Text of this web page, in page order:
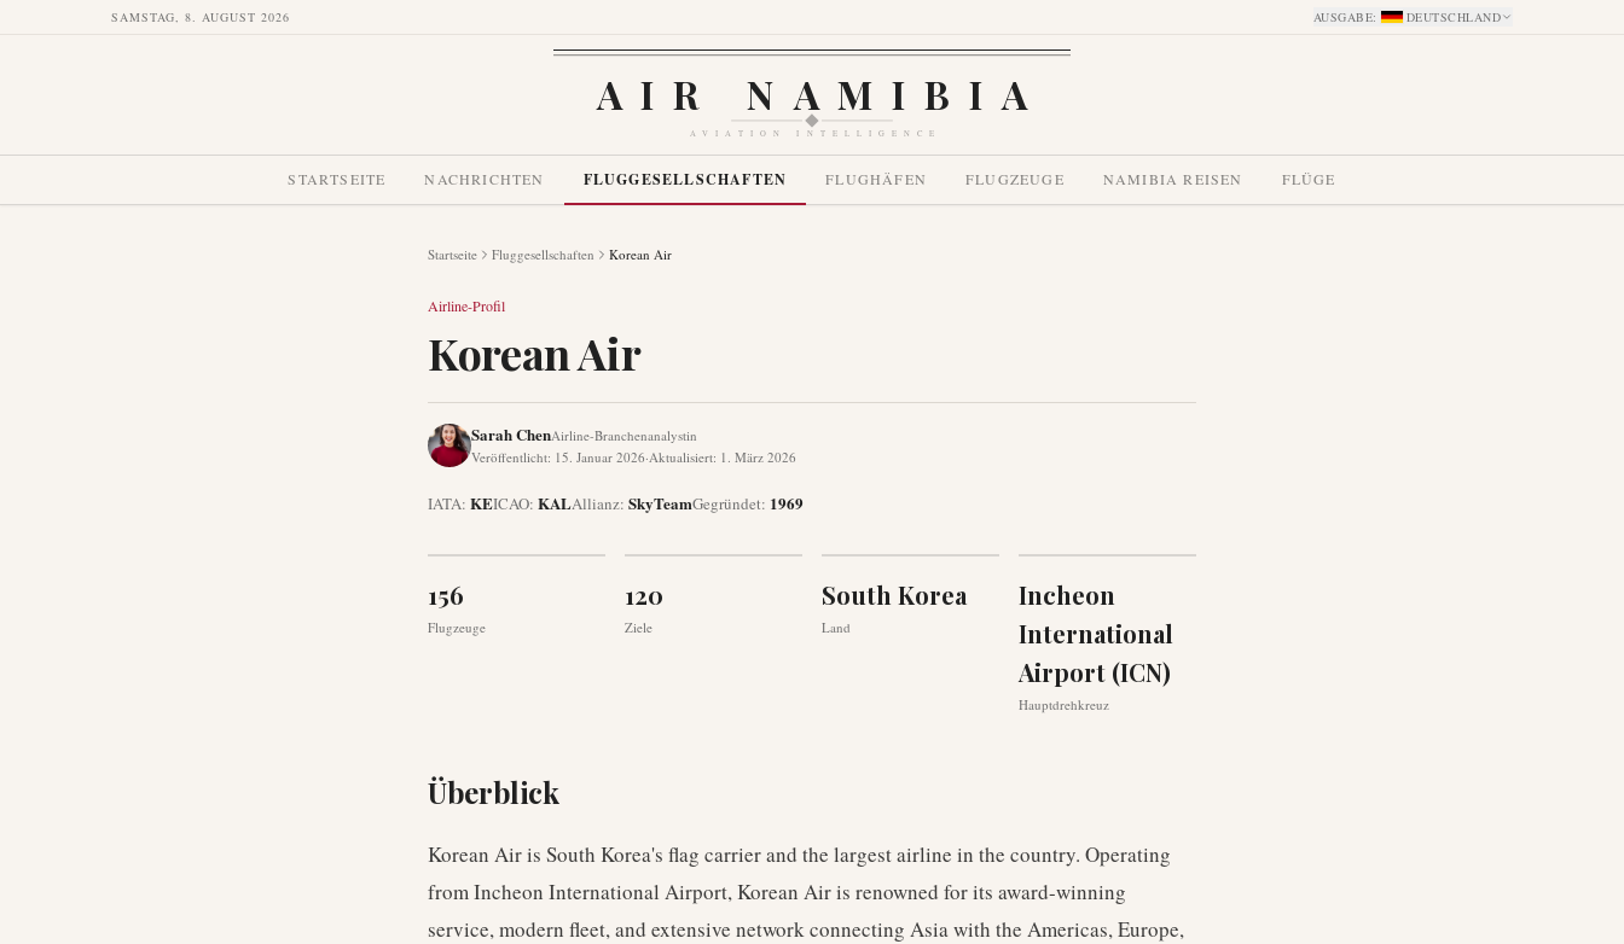
SAMSTAG, 8. AUGUST 2026 AUSGABE: DEUTSCHLAND
AIR NAMIBIA
AVIATION INTELLIGENCE
STARTSEITE NACHRICHTEN FLUGGESELLSCHAFTEN FLUGHÄFEN FLUGZEUGE NAMIBIA REISEN FLÜGE
Startseite Fluggesellschaften Korean Air
Airline-Profil
Korean Air
Sarah ChenAirline-Branchenanalystin
Veröffentlicht: 15. Januar 2026·Aktualisiert: 1. März 2026
IATA: KEICAO: KALAllianz: SkyTeamGegründet: 1969
156
Flugzeuge
120
Ziele
South Korea
Land
Incheon
International
Airport (ICN)
Hauptdrehkreuz
Überblick
Korean Air is South Korea's flag carrier and the largest airline in the country. Operating
from Incheon International Airport, Korean Air is renowned for its award-winning
service, modern fleet, and extensive network connecting Asia with the Americas, Europe,